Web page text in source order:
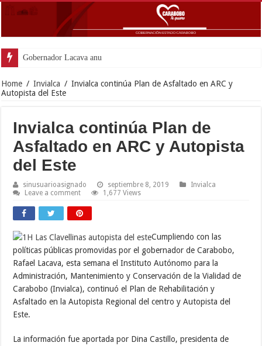
Gobernador Lacava anunció colocación d
Home / Invialca / Invialca continúa Plan de Asfaltado en ARC y
Autopista del Este
Invialca continúa Plan de
Asfaltado en ARC y Autopista
del Este
sinusuarioasignado septiembre 8, 2019
Invialca
Leave a comment
1,677 Views
Cumpliendo con las
políticas públicas promovidas por el gobernador de Carabobo,
Rafael Lacava, esta semana el Instituto Autónomo para la
Administración, Mantenimiento y Conservación de la Vialidad de
Carabobo (Invialca), continuó el Plan de Rehabilitación y
Asfaltado en la Autopista Regional del centro y Autopista del
Este.
La información fue aportada por Dina Castillo, presidenta de